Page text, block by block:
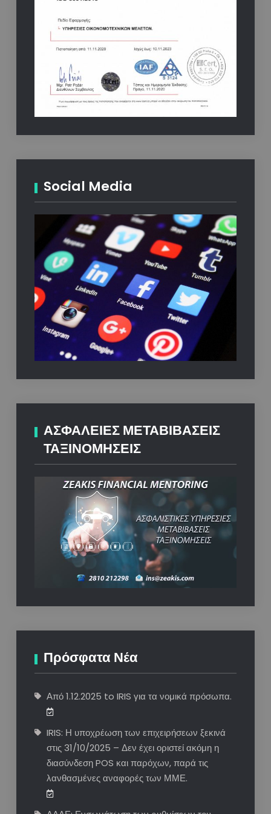
Social Media
ΑΣΦΑΛΕΙΕΣ ΜΕΤΑΒΙΒΑΣΕΙΣ
ΤΑΞΙΝΟΜΗΣΕΙΣ
Πρόσφατα Νέα
Από 1.12.2025 to IRIS για τα νομικά πρόσωπα.
IRIS: Η υποχρέωση των επιχειρήσεων ξεκινά
στις 31/10/2025 – Δεν έχει οριστεί ακόμη η
διασύνδεση POS και παρόχων, παρά τις
λανθασμένες αναφορές των ΜΜΕ.